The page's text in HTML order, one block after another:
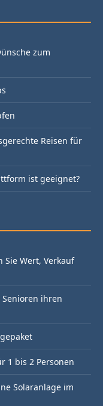
zum
Reisen für
ist geeignet?
Sie Wert, Verkauf
ihren
1 bis 2 Personen
Solaranlage im